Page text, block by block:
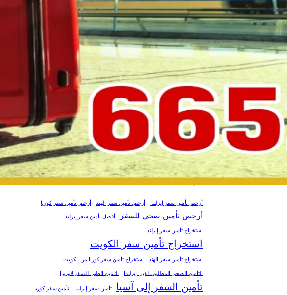
شنغن من الكويت؟
أغسطس 7, 2026
متى تحتاج إلى مكتب متخصص لتجهيز
طلب فيزا شنغن من الكويت؟
أغسطس 7, 2026
أخطاء يجب تجنبها عند تجهيز طلب السفر
إلى فرنسا من الكويت
أغسطس 6, 2026
ما الذي يجب تجهيزه قبل تقديم طلب فيزا
فرنسا من الكويت؟
أغسطس 6, 2026
Tags
أرخص تأمين سفر إيرلندا أرخص تأمين سفر الهند أرخص تأمين سفر كوريا
أرخص تأمين صحي للسفر أفضل تأمين سفر إيرلندا
استخراج تأمين سفر إيرلندا
استخراج تأمين سفر الكويت
استخراج تأمين سفر الهند استخراج تأمين سفر كوريا من الكويت
التأمين الصحي المطلوب لفيزا إيرلندا التامين الطبي للسفر لاوروبا
تأمين السفر إلى آسيا تأمين سفر إيرلندا تأمين سفر كوريا